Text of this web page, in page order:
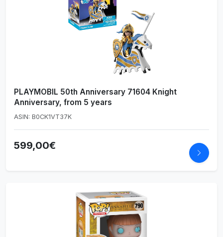
PLAYMOBIL 50th Anniversary 71604 Knight
Anniversary, from 5 years
ASIN: B0CK1VT37K
599,00€